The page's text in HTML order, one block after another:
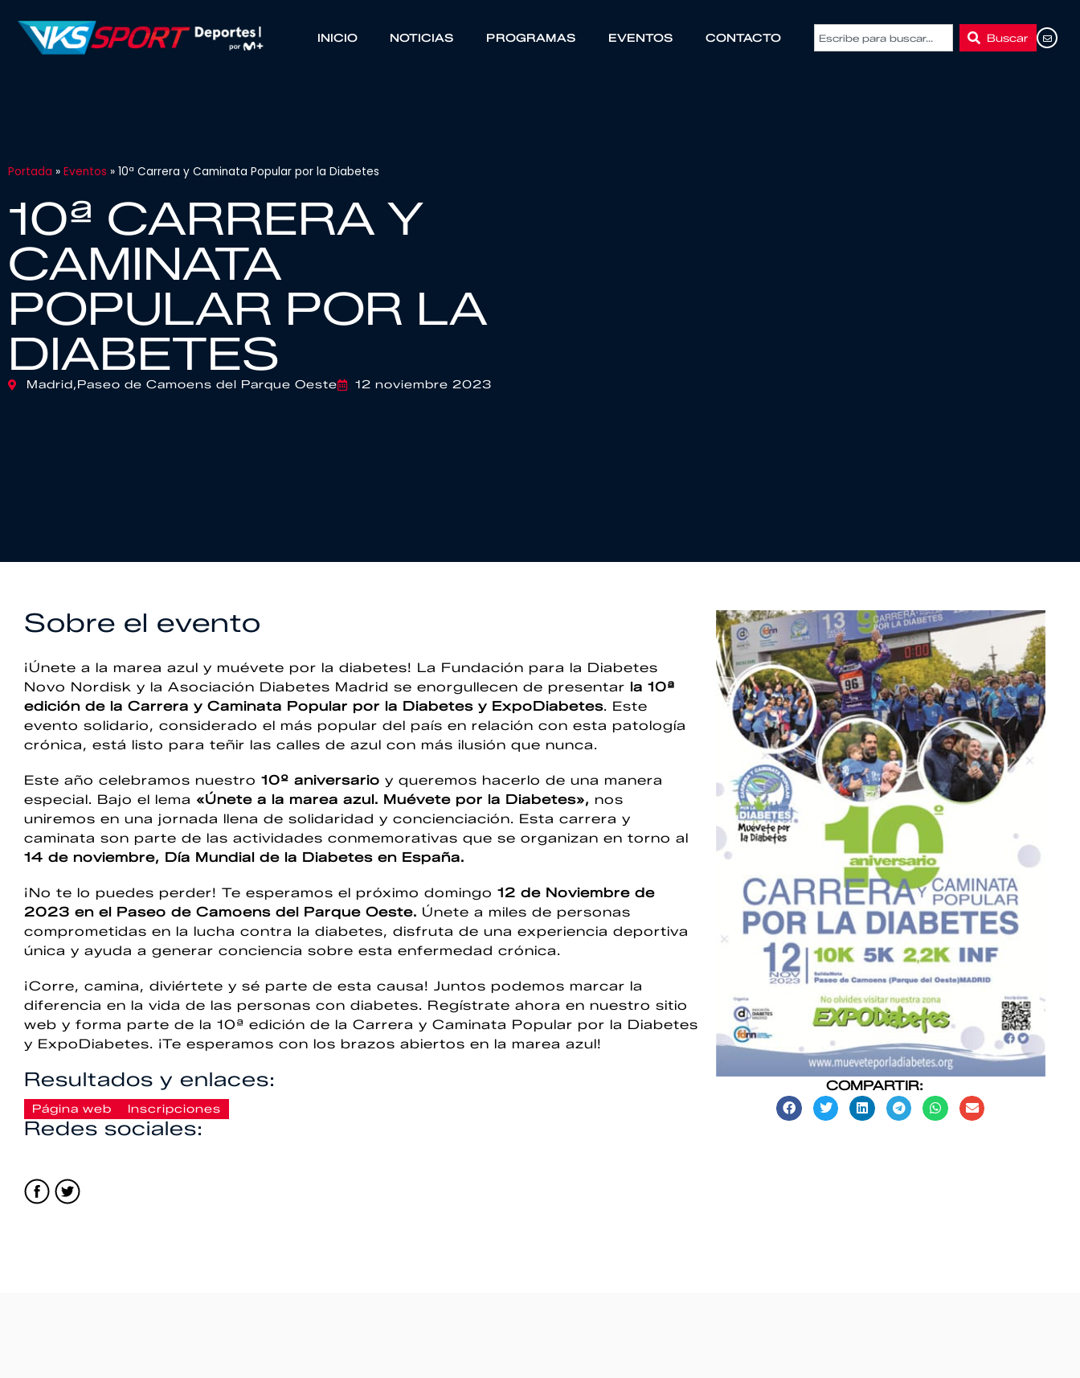
INICIO NOTICIAS PROGRAMAS EVENTOS CONTACTO Buscar
Portada » Eventos » 10ª Carrera y Caminata Popular por la Diabetes
10ª CARRERA Y
CAMINATA
POPULAR POR LA
DIABETES
Madrid,Paseo de Camoens del Parque Oeste 12 noviembre 2023
Sobre el evento
¡Únete a la marea azul y muévete por la diabetes! La Fundación para la Diabetes
Novo Nordisk y la Asociación Diabetes Madrid se enorgullecen de presentar la 10ª
edición de la Carrera y Caminata Popular por la Diabetes y ExpoDiabetes. Este
evento solidario, considerado el más popular del país en relación con esta patología
crónica, está listo para teñir las calles de azul con más ilusión que nunca.
Este año celebramos nuestro 10º aniversario y queremos hacerlo de una manera
especial. Bajo el lema «Únete a la marea azul. Muévete por la Diabetes», nos
uniremos en una jornada llena de solidaridad y concienciación. Esta carrera y
caminata son parte de las actividades conmemorativas que se organizan en torno al
14 de noviembre, Día Mundial de la Diabetes en España.
¡No te lo puedes perder! Te esperamos el próximo domingo 12 de Noviembre de
2023 en el Paseo de Camoens del Parque Oeste. Únete a miles de personas
comprometidas en la lucha contra la diabetes, disfruta de una experiencia deportiva
única y ayuda a generar conciencia sobre esta enfermedad crónica.
¡Corre, camina, diviértete y sé parte de esta causa! Juntos podemos marcar la
diferencia en la vida de las personas con diabetes. Regístrate ahora en nuestro sitio
web y forma parte de la 10ª edición de la Carrera y Caminata Popular por la Diabetes
y ExpoDiabetes. ¡Te esperamos con los brazos abiertos en la marea azul!
Resultados y enlaces:
Página web Inscripciones
Redes sociales:
COMPARTIR: